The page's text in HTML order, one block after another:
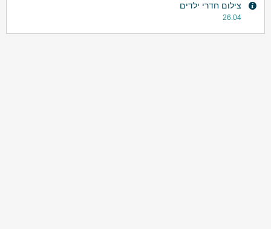
צילום חדרי ילדים
26.04